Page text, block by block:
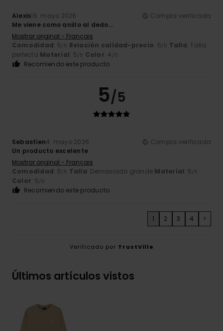
Alexis16. mayo 2026
Compra verificada
Me viene como anillo al dedo...
Mostrar original - Français
Comodidad: 5/5 Relación calidad-precio: 5/5 Talla: Talla
perfecta Material: 5/5 Color: 4 /5
Recomiendo este producto
5/5
Sebastien4. mayo 2026
Compra verificada
Un producto excelente
Mostrar original - Français
Comodidad: 5/5 Talla: Demasiado grande Material: 5/5
Color: 5/5
Recomiendo este producto
1 2 3 4 >
Verificado por TrustVille
Últimos artículos vistos